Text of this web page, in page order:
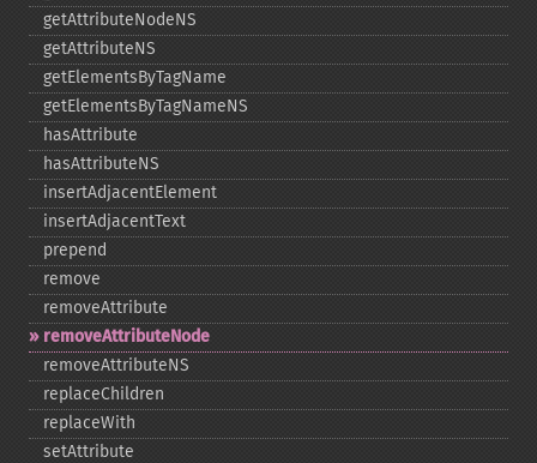
getAttributeNodeNS
getAttributeNS
getElementsByTagName
getElementsByTagNameNS
hasAttribute
hasAttributeNS
insertAdjacentElement
insertAdjacentText
prepend
remove
removeAttribute
removeAttributeNode
removeAttributeNS
replaceChildren
replaceWith
setAttribute